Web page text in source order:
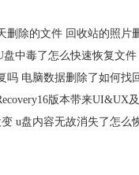
删除的文件 回收站的照片
中毒了怎么快速恢复文件
吗 电脑数据删除了如何找
版本带来UI&UX
u盘内容无故消失了怎么